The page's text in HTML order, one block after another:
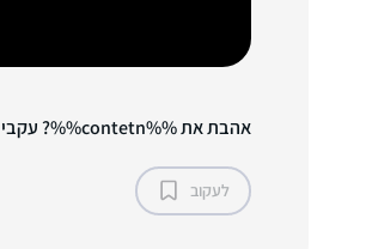
אהבת את %%contetn%%? עקבי לקבלת שיעורים חדשים!
לעקוב